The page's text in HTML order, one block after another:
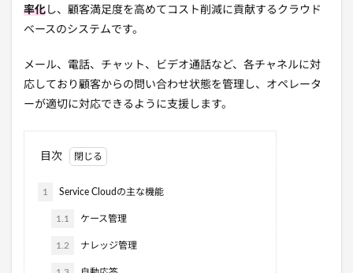
率化 し、顧客満足度を高めてコスト削減に貢献するクラウド
ベースのシステムです。
メール、電話、チャット、ビデオ通話など、各チャネルに対
応しており顧客からの問い合わせ状態を管理し、オペレータ
ーが適切に対応できるように支援します。
目次
1 Service Cloudの主な機能
1.1 ケース管理
1.2 ナレッジ管理